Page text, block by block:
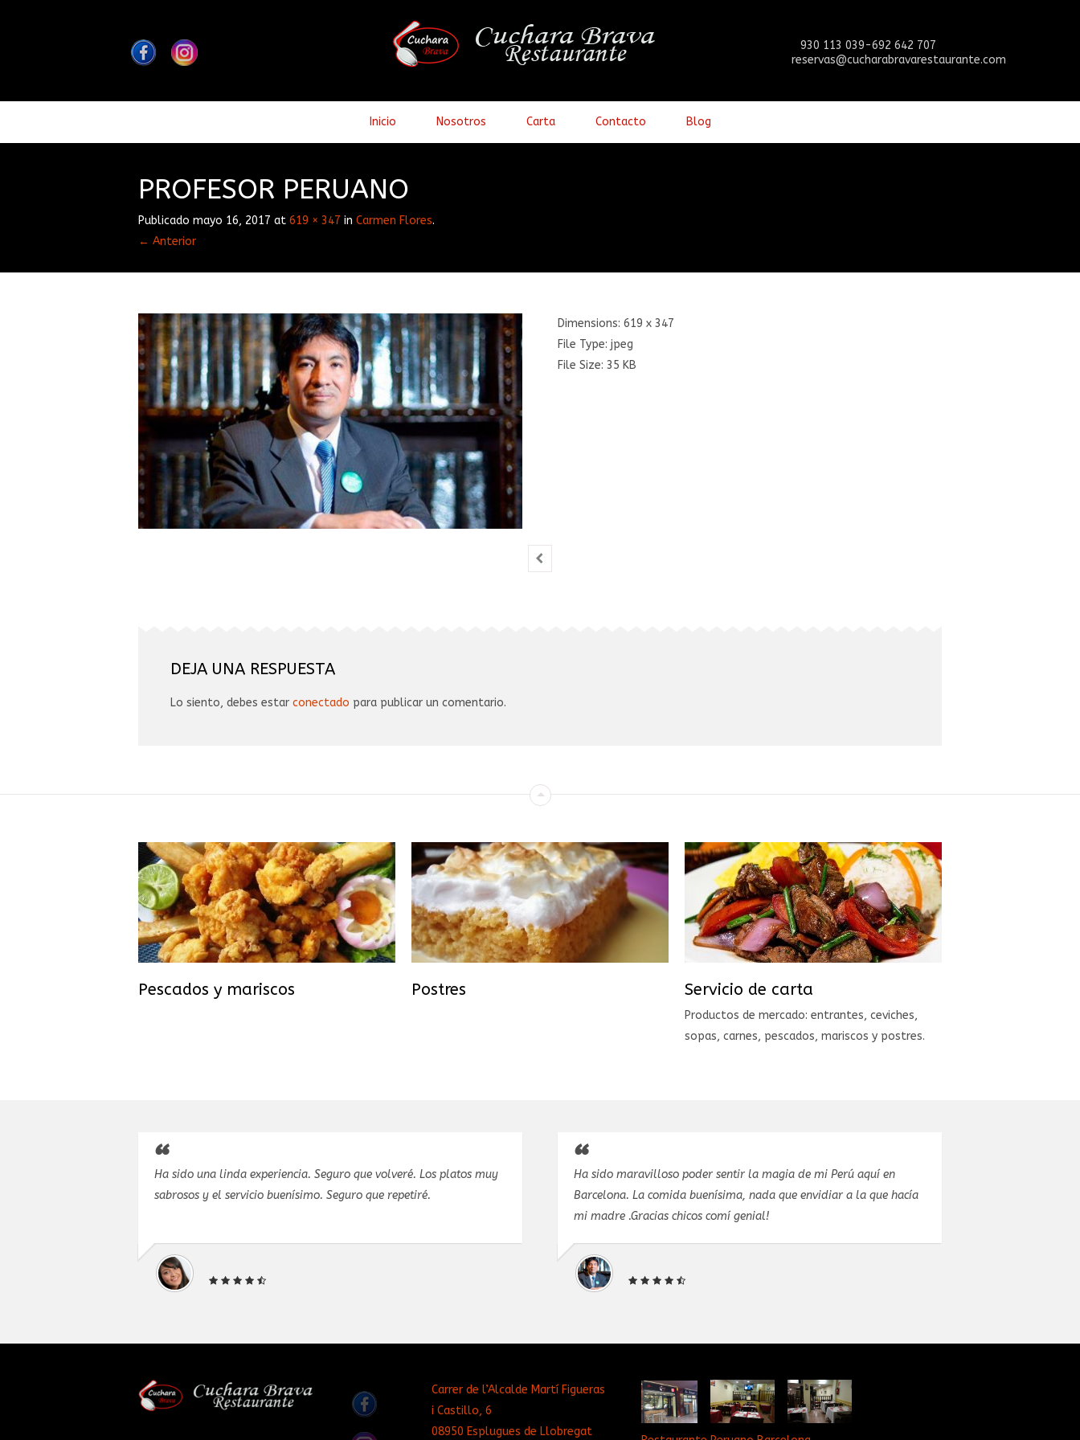
930 113 039-692 642 707
reservas@cucharabravarestaurante.com
Inicio Nosotros Carta Contacto Blog
PROFESOR PERUANO
Publicado mayo 16, 2017 at 619 × 347 in Carmen Flores.
← Anterior
Dimensions: 619 x 347
File Type: jpeg
File Size: 35 KB
DEJA UNA RESPUESTA
Lo siento, debes estar conectado para publicar un comentario.
Pescados y mariscos Postres Servicio de carta
Productos de mercado: entrantes, ceviches,
sopas, carnes, pescados, mariscos y postres.
Ha sido una linda experiencia. Seguro que volveré. Los platos muy
sabrosos y el servicio buenísimo. Seguro que repetiré.
Ha sido maravilloso poder sentir la magia de mi Perú aquí en
Barcelona. La comida buenísima, nada que envidiar a la que hacía
mi madre .Gracias chicos comí genial!
Carrer de l’Alcalde Martí Figueras
i Castillo, 6
08950 Esplugues de Llobregat